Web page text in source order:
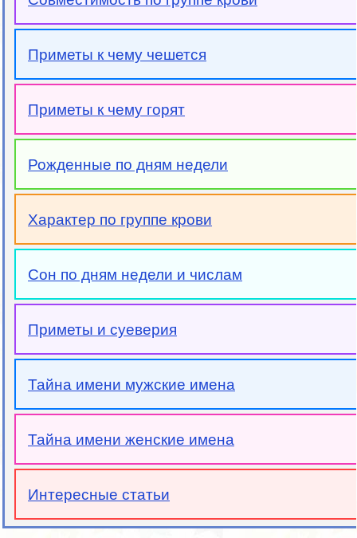
Приметы к чему чешется
Приметы к чему горят
Рожденные по дням недели
Характер по группе крови
Сон по дням недели и числам
Приметы и суеверия
Тайна имени мужские имена
Тайна имени женские имена
Интересные статьи